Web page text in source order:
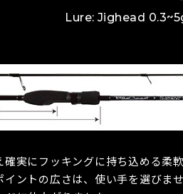
Lure: Jighead
確実にフッキングに持ち込める柔
イントの広さは、使い手を選び